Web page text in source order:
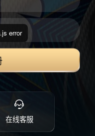
在线客服
error